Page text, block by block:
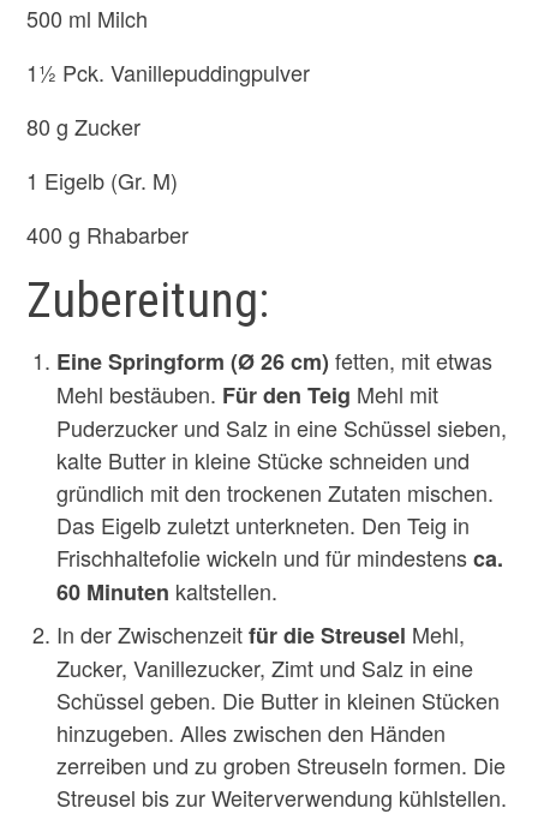
500 ml Milch
1½ Pck. Vanillepuddingpulver
80 g Zucker
1 Eigelb (Gr. M)
400 g Rhabarber
Zubereitung:
Eine Springform (Ø 26 cm) fetten, mit etwas
Mehl bestäuben. Für den Teig Mehl mit
Puderzucker und Salz in eine Schüssel sieben,
kalte Butter in kleine Stücke schneiden und
gründlich mit den trockenen Zutaten mischen.
Das Eigelb zuletzt unterkneten. Den Teig in
Frischhaltefolie wickeln und für mindestensca.
60 Minuten kaltstellen.
In der Zwischenzeitfür die Streusel Mehl,
Zucker, Vanillezucker, Zimt und Salz in eine
Schüssel geben. Die Butter in kleinen Stücken
hinzugeben. Alles zwischen den Händen
zerreiben und zu groben Streuseln formen. Die
Streusel bis zur Weiterverwendung kühlstellen.